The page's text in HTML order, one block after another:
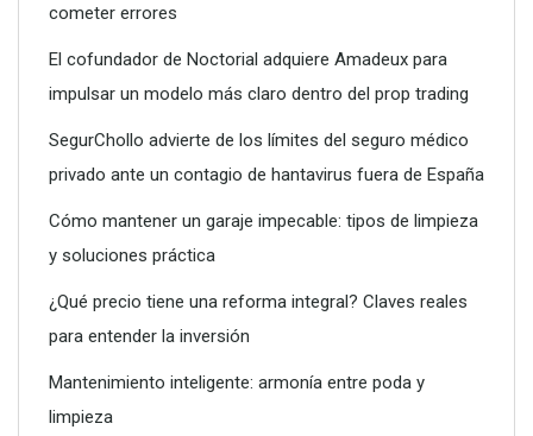
Conoce todos los servicios que puede ofrecerte un vivero
cometer errores
El cofundador de Noctorial adquiere Amadeux para
impulsar un modelo más claro dentro del prop trading
SegurChollo advierte de los límites del seguro médico
privado ante un contagio de hantavirus fuera de España
Cómo mantener un garaje impecable: tipos de limpieza
y soluciones práctica
¿Qué precio tiene una reforma integral? Claves reales
para entender la inversión
Mantenimiento inteligente: armonía entre poda y
limpieza